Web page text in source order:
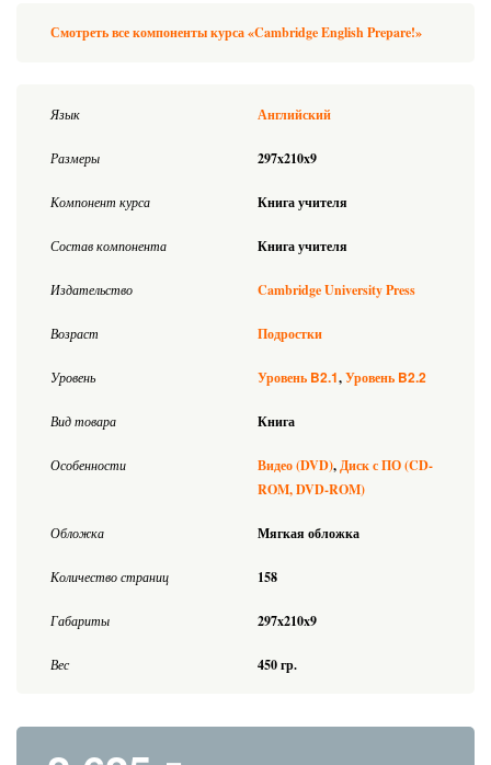
Смотреть все компоненты курса «Cambridge English Prepare!»
Язык Английский
Размеры 297x210x9
Компонент курса Книга учителя
Состав компонента Книга учителя
Издательство Cambridge University Press
Возраст Подростки
Уровень Уровень B2.1 Уровень B2.2
Вид товара Книга
Особенности Видео (DVD)Диск с ПО (CD-
ROM, DVD-ROM)
Обложка Мягкая обложка
Количество страниц 158
Габариты 297x210x9
Вес 450 гр.